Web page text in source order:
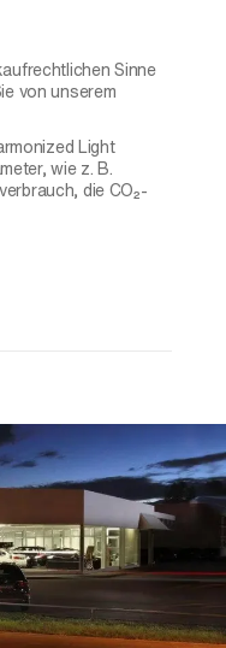
Sinne
von unserem
Light
wie z. B.
die CO₂-